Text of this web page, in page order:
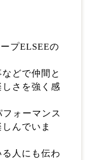
プELSEEの
どで仲間と
さを強く感
ォーマンス
んでいま
人にも伝わ